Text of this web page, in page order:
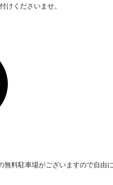
けくださいませ。
無料駐車場がございますので自由